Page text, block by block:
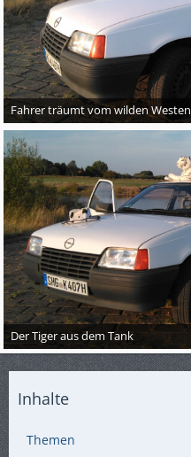
Fahrer träumt vom wilden Westen
Der Tiger aus dem Tank
Inhalte
Themen